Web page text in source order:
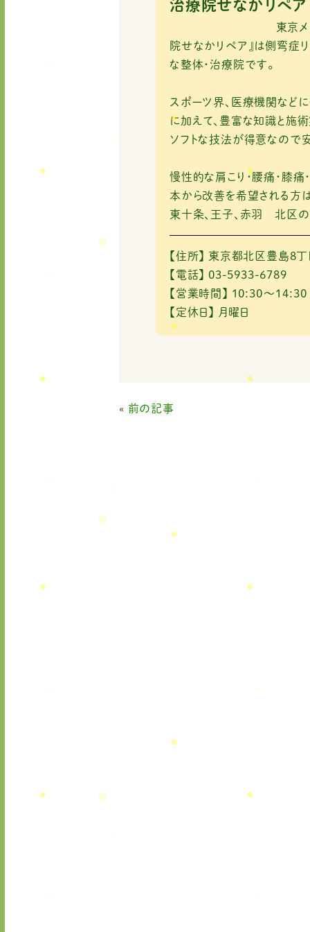
o
o
k
治療院せなかリペア
東京メトロ南北線
院せなかリペア』は側弯症
な整体・治療院です。
スポーツ界、医療機関など
に加えて、豊富な知識と施
ソフトな技法が得意なので
慢性的な肩こり・腰痛・膝
本から改善を希望される方
東十条、王子、赤羽 北区の
【住所】
東京都北区豊島8丁
【電話】
03-5933-6789
【営業時間】
10:30～
【定休日】
月曜日
« 前の記事